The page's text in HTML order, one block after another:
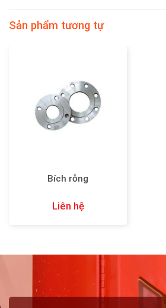
Sản phẩm tương tự
Bích rỗng
Liên hệ